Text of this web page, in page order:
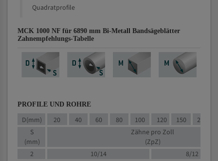
Quadratprofile
MCK 1000 NF für 6890 mm Bi-Metall Bandsägeblätter
Zahnempfehlungs-Tabelle
PROFILE UND ROHRE
D(mm) 20 40 60 80 100 120 150 200
S
(mm)
Zähne pro Zoll
(ZpZ)
2
10/14
8/12